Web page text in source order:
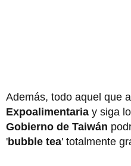
Además, todo aquel que
Expoalimentaria y siga
Gobierno de Taiwán
'bubble tea' totalmente